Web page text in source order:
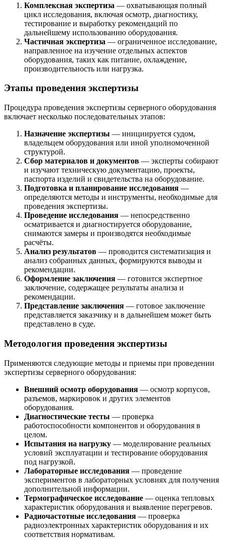
Комплексная экспертиза — охватывающая полный
цикл исследования, включая осмотр, диагностику,
тестирование и выработку рекомендаций по
дальнейшему использованию оборудования.
Частичная экспертиза — ограниченное исследование,
направленное на изучение отдельных аспектов
оборудования, таких как питание, охлаждение,
производительность или нагрузка.
Этапы проведения экспертизы
Процедура проведения экспертизы серверного оборудования
включает несколько последовательных этапов:
Назначение экспертизы — инициируется судом,
владельцем оборудования или иной уполномоченной
структурой.
Сбор материалов и документов — эксперты собирают
и изучают техническую документацию, проекты,
паспорта изделий и свидетельства на оборудование.
Подготовка и планирование исследования —
определяются методы и инструменты, необходимые для
проведения экспертизы.
Проведение исследования — непосредственно
осматривается и диагностируется оборудование,
снимаются замеры и производятся необходимые
расчёты.
Анализ результатов — проводится систематизация и
анализ собранных данных, формируются выводы и
рекомендации.
Оформление заключения — готовится экспертное
заключение, содержащее результаты анализа и
рекомендации.
Представление заключения — готовое заключение
представляется заказчику и в дальнейшем может быть
представлено в суде.
Методология проведения экспертизы
Применяются следующие методы и приемы при проведении
экспертизы серверного оборудования:
Внешний осмотр оборудования — осмотр корпусов,
разъемов, маркировок и других элементов
оборудования.
Диагностические тесты — проверка
работоспособности компонентов и оборудования в
целом.
Испытания на нагрузку — моделирование реальных
условий эксплуатации и тестирование оборудования
под нагрузкой.
Лабораторные исследования — проведение
экспериментов в лабораторных условиях для получения
дополнительной информации.
Термографическое исследование — оценка тепловых
характеристик оборудования и выявление перегревов.
Радиочастотные исследования — проверка
радиоэлектронных характеристик оборудования и их
соответствия нормативам.